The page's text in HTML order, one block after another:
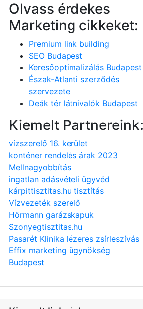
Olvass érdekes
Marketing cikkeket:
Premium link building
SEO Budapest
Keresőoptimalizálás Budapest
Észak-Atlanti szerződés
szervezete
Deák tér látnivalók Budapest
Kiemelt Partnereink:
vízszerelő 16. kerület
konténer rendelés árak 2023
Mellnagyobbítás
ingatlan adásvételi ügyvéd
kárpittisztitas.hu tisztítás
Vízvezeték szerelő
Hörmann garázskapuk
Szonyegtisztitas.hu
Pasarét Klinika lézeres zsírleszívás
Effix marketing ügynökség
Budapest